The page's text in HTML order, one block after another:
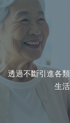
透過不斷引進各
生